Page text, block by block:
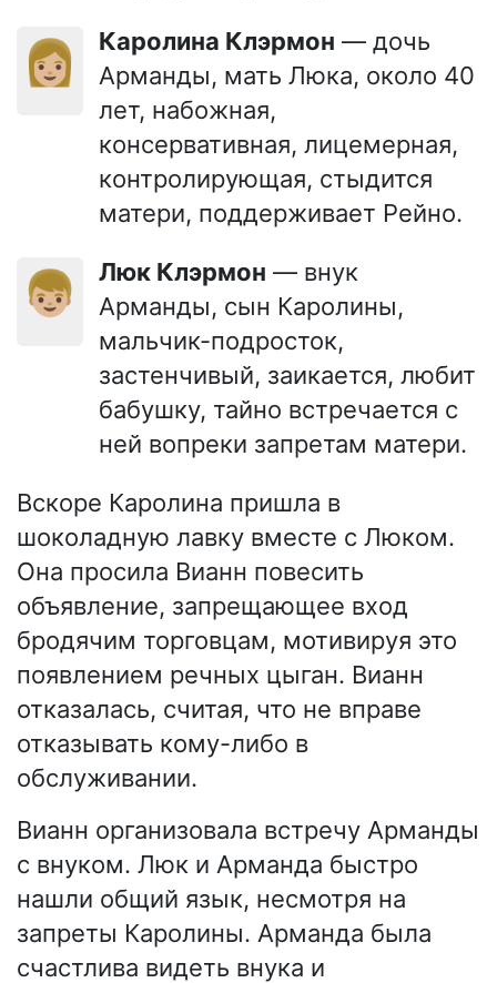
👩🏼 Каролина Клэрмон — дочь
Арманды, мать Люка, около 40
лет, набожная,
консервативная, лицемерная,
контролирующая, стыдится
матери, поддерживает Рейно.
👦🏼 Люк Клэрмон — внук
Арманды, сын Каролины,
мальчик-подросток,
застенчивый, заикается, любит
бабушку, тайно встречается с
ней вопреки запретам матери.
Вскоре Каролина пришла в
шоколадную лавку вместе с Люком.
Она просила Вианн повесить
объявление, запрещающее вход
бродячим торговцам, мотивируя это
появлением речных цыган. Вианн
отказалась, считая, что не вправе
отказывать кому-либо в
обслуживании.
Вианн организовала встречу Арманды
с внуком. Люк и Арманда быстро
нашли общий язык, несмотря на
запреты Каролины. Арманда была
счастлива видеть внука и